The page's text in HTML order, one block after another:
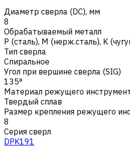
Диаметр сверла (DC), мм
8
Обрабатываемый металл
Р (сталь), M (нерж.сталь), K
Тип сверла
Спиральное
Угол при вершине сверла (SIG)
135°
Материал режущего
Твердый сплав
Размер крепления режущего
8
Серия сверл
DPK191